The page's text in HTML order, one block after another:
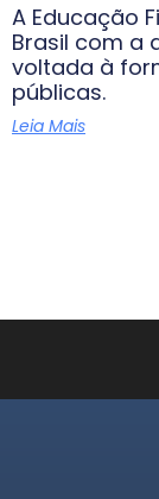
A Educação
Brasil com a
voltada à
públicas.
Leia Mais